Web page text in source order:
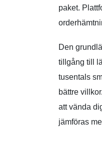
paket.
Den
tillgång till
tusentals
bättre
att vända
jämföras